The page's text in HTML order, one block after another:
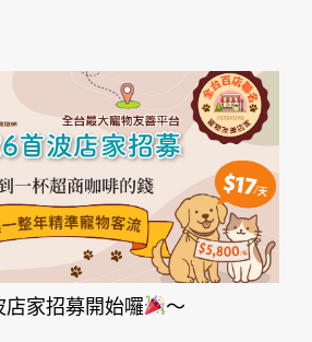
家招募開始囉 ～